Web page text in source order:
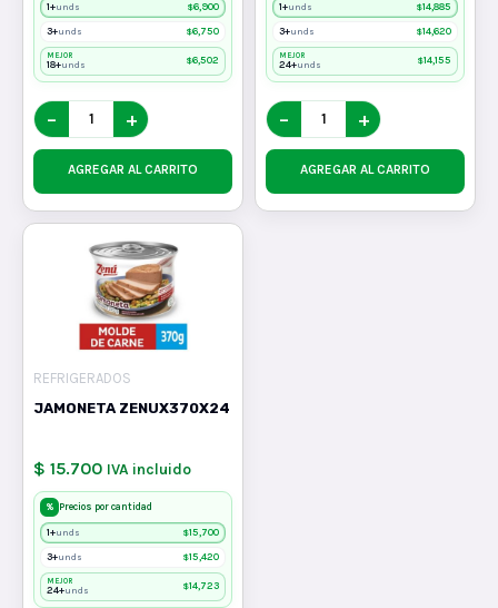
1+unds $6,900
3+unds $6,750
MEJOR
18+unds $6,502
− +
AGREGAR AL CARRITO
1+unds $14,885
3+unds $14,620
MEJOR
24+unds $14,155
− +
AGREGAR AL CARRITO
REFRIGERADOS
JAMONETA ZENUX370X24
$ 15.700 IVA incluido
% Precios por cantidad
1+unds $15,700
3+unds $15,420
MEJOR
24+unds $14,723